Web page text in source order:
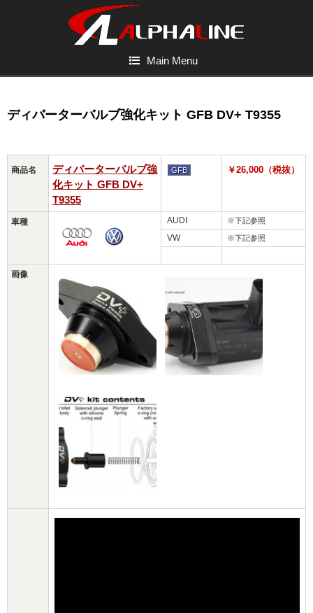
Main Menu
ディバーターバルブ強化キット GFB DV+ T9355
商品名
ディバーターバルブ強
化キット GFB DV+
T9355
GFB ￥26,000（税抜）
車種 AUDI ※下記参照
VW ※下記参照
画像